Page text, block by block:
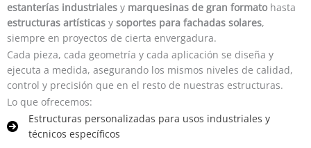
estanterías industriales y marquesinas de gran formatohasta
estructuras artísticas y soportes para fachadas solares,
siempre en proyectos de cierta envergadura.
Cada pieza, cada geometría y cada aplicación se diseña y
ejecuta a medida, asegurando los mismos niveles de calidad,
control y precisión que en el resto de nuestras estructuras.
Lo que ofrecemos:
Estructuras personalizadas para usos industriales y
técnicos específicos